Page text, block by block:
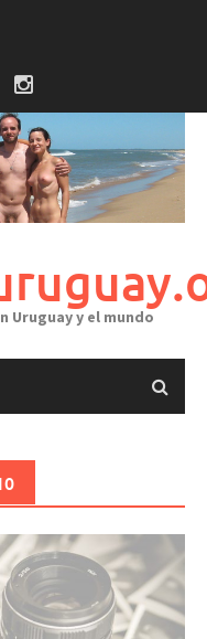
Uruguay y el mundo